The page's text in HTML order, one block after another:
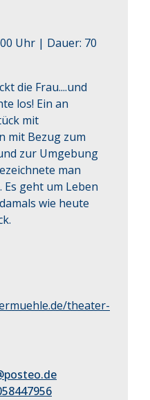
Uhr | Dauer: 70
die Frau....und
los! Ein an
mit
mit Bezug zum
zur Umgebung
man
Es geht um Leben
wie heute
theater-